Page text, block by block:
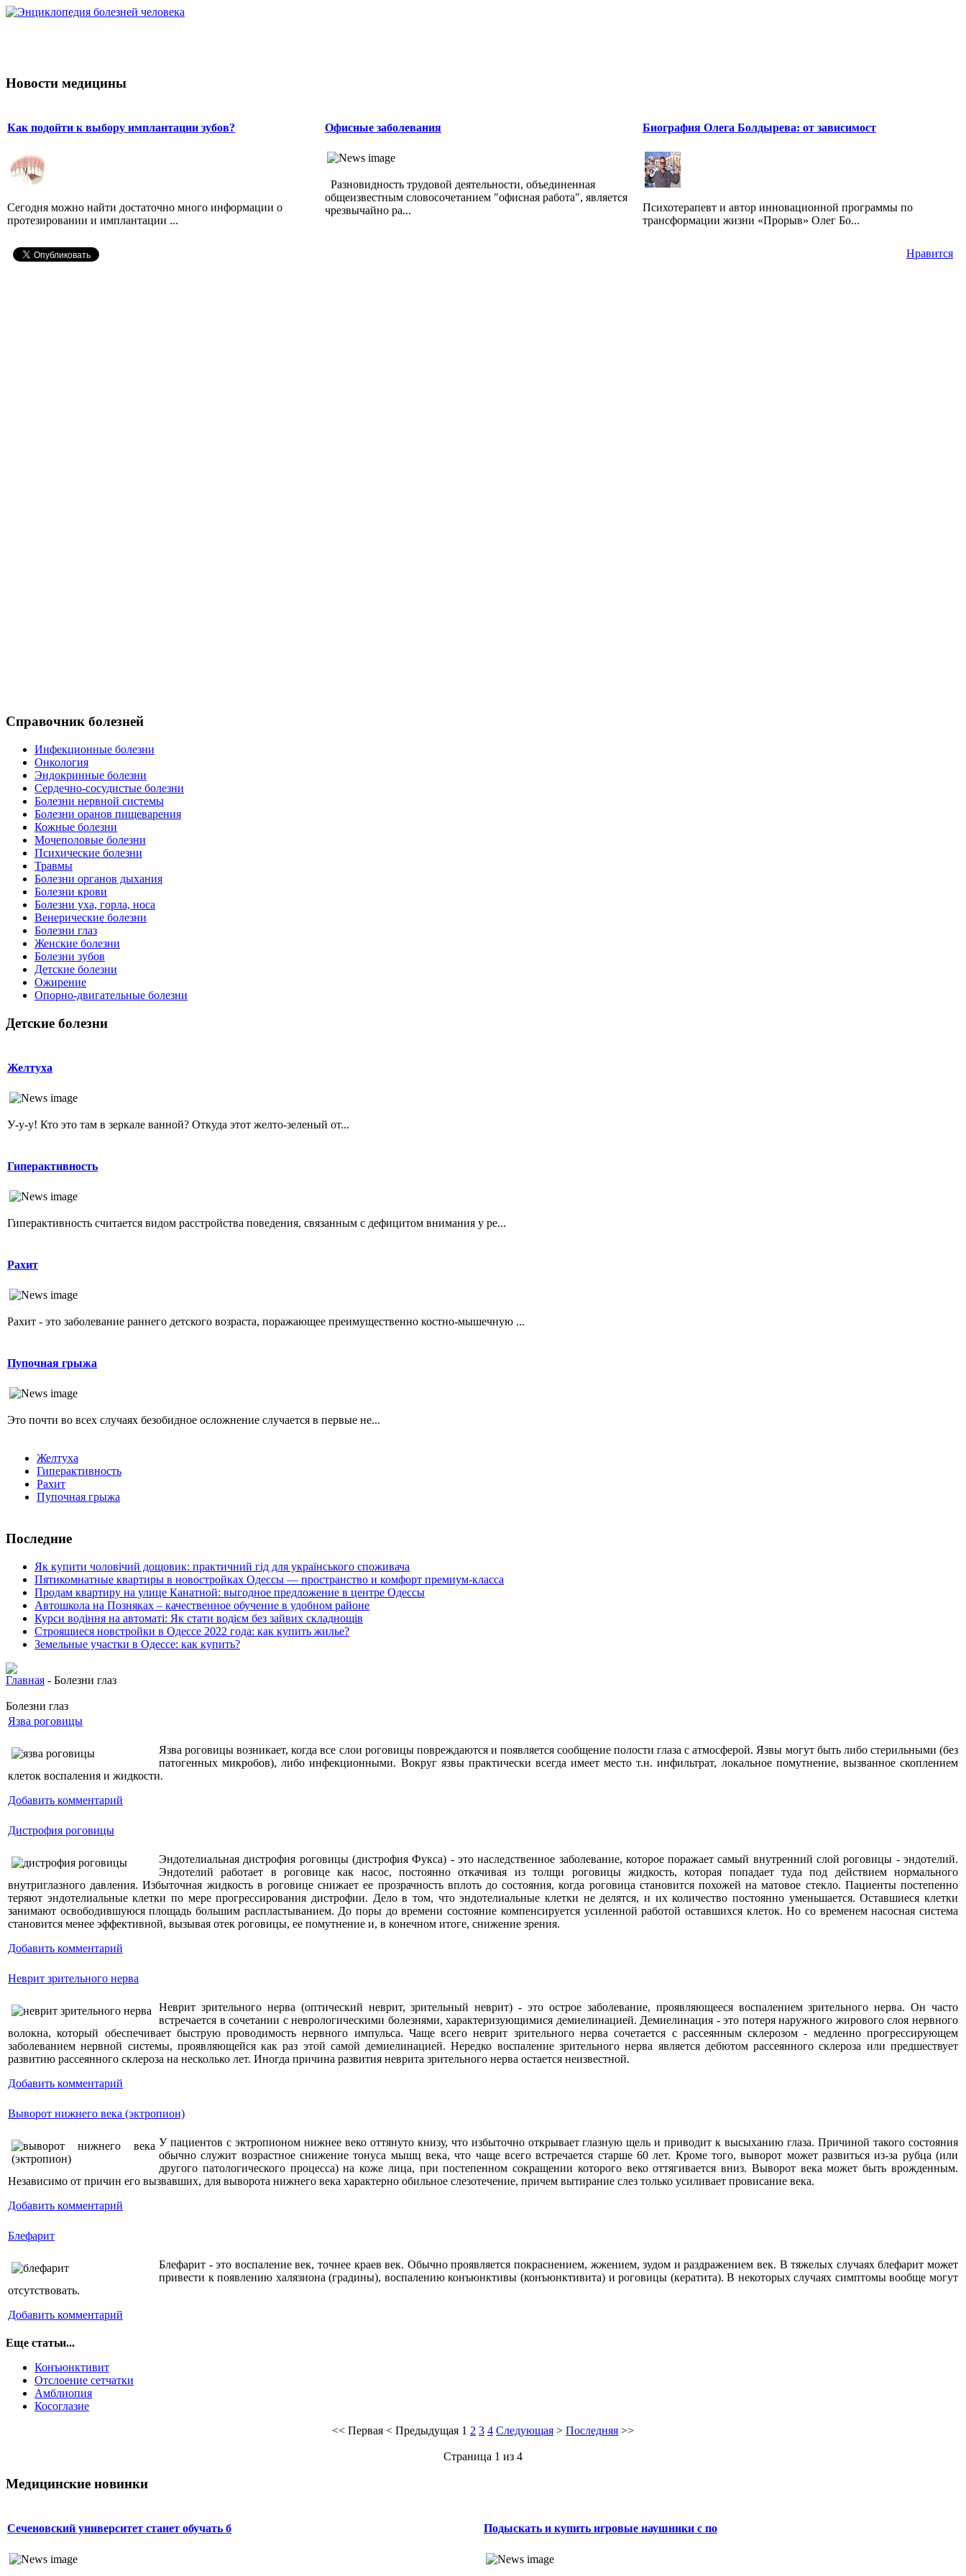
Новости медицины
Как подойти к выбору имплантации зубов?
Сегодня можно найти достаточно много информации о
протезировании и имплантации ...
Офисные заболевания
Разновидность трудовой деятельности, объединенная
общеизвестным словосочетанием "офисная работа", является
чрезвычайно ра...
Биография Олега Болдырева: от зависимост
Психотерапевт и автор инновационной программы по
трансформации жизни «Прорыв» Олег Бо...
Нравится
Справочник болезней
Инфекционные болезни
Онкология
Эндокринные болезни
Сердечно-сосудистые болезни
Болезни нервной системы
Болезни оранов пищеварения
Кожные болезни
Мочеполовые болезни
Психические болезни
Травмы
Болезни органов дыхания
Болезни крови
Болезни уха, горла, носа
Венерические болезни
Болезни глаз
Женские болезни
Болезни зубов
Детские болезни
Ожирение
Опopно-двигательные болезни
Детские болезни
Желтуха
У-у-у! Кто это там в зеркале ванной? Откуда этот желто-зеленый от...
Гиперактивность
Гиперактивность считается видом расстройства поведения, связанным с дефицитом внимания у ре...
Рахит
Рахит - это заболевание раннего детского возраста, поражающее преимущественно костно-мышечную ...
Пупочная грыжа
Это почти во всех случаях безобидное осложнение случается в первые не...
Желтуха
Гиперактивность
Рахит
Пупочная грыжа
Последние
Як купити чоловічий дощовик: практичний гід для українського споживача
Пятикомнатные квартиры в новостройках Одессы — пространство и комфорт премиум-класса
Продам квартиру на улице Канатной: выгодное предложение в центре Одессы
Автошкола на Позняках – качественное обучение в удобном районе
Курси водіння на автоматі: Як стати водієм без зайвих складнощів
Строящиеся новстройки в Одессе 2022 года: как купить жилье?
Земельные участки в Одессе: как купить?
Главная - Болезни глаз
Болезни глаз
Язва роговицы
Язва роговицы возникает, когда все слои роговицы повреждаются и появляется сообщение полости глаза с атмосферой. Язвы могут быть либо стерильными (без
патогенных микробов), либо инфекционными. Вокруг язвы практически всегда имеет место т.н. инфильтрат, локальное помутнение, вызванное скоплением
клеток воспаления и жидкости.
Добавить комментарий
Дистрофия роговицы
Эндотелиальная дистрофия роговицы (дистрофия Фукса) - это наследственное заболевание, которое поражает самый внутренний слой роговицы - эндотелий.
Эндотелий работает в роговице как насос, постоянно откачивая из толщи роговицы жидкость, которая попадает туда под действием нормального
внутриглазного давления. Избыточная жидкость в роговице снижает ее прозрачность вплоть до состояния, когда роговица становится похожей на матовое стекло. Пациенты постепенно
теряют эндотелиальные клетки по мере прогрессирования дистрофии. Дело в том, что эндотелиальные клетки не делятся, и их количество постоянно уменьшается. Оставшиеся клетки
занимают освободившуюся площадь большим распластыванием. До поры до времени состояние компенсируется усиленной работой оставшихся клеток. Но со временем насосная система
становится менее эффективной, вызывая отек роговицы, ее помутнение и, в конечном итоге, снижение зрения.
Добавить комментарий
Неврит зрительного нерва
Неврит зрительного нерва (оптический неврит, зрительный неврит) - это острое заболевание, проявляющееся воспалением зрительного нерва. Он часто
встречается в сочетании с неврологическими болезнями, характеризующимися демиелинацией. Демиелинация - это потеря наружного жирового слоя нервного
волокна, который обеспечивает быструю проводимость нервного импульса. Чаще всего неврит зрительного нерва сочетается с рассеянным склерозом - медленно прогрессирующем
заболеванием нервной системы, проявляющейся как раз этой самой демиелинацией. Нередко воспаление зрительного нерва является дебютом рассеянного склероза или предшествует
развитию рассеянного склероза на несколько лет. Иногда причина развития неврита зрительного нерва остается неизвестной.
Добавить комментарий
Выворот нижнего века (эктропион)
У пациентов с эктропионом нижнее веко оттянуто книзу, что избыточно открывает глазную щель и приводит к высыханию глаза. Причиной такого состояния
обычно служит возрастное снижение тонуса мышц века, что чаще всего встречается старше 60 лет. Кроме того, выворот может развиться из-за рубца (или
другого патологического процесса) на коже лица, при постепенном сокращении которого веко оттягивается вниз. Выворот века может быть врожденным.
Независимо от причин его вызвавших, для выворота нижнего века характерно обильное слезотечение, причем вытирание слез только усиливает провисание века.
Добавить комментарий
Блефарит
Блефарит - это воспаление век, точнее краев век. Обычно проявляется покраснением, жжением, зудом и раздражением век. В тяжелых случаях блефарит может
привести к появлению халязиона (градины), воспалению конъюнктивы (конъюнктивита) и роговицы (кератита). В некоторых случаях симптомы вообще могут
отсутствовать.
Добавить комментарий
Еще статьи...
Конъюнктивит
Отслоение сетчатки
Амблиопия
Косоглазие
<< Первая < Предыдущая 1 2 3 4 Следующая > Последняя >>
Страница 1 из 4
Медицинские новинки
Сеченовский университет станет обучать б Подыскать и купить игровые наушники с по